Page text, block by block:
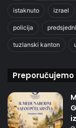
istaknuto izrael
policija
tuzlanski kanton
Preporučujemo